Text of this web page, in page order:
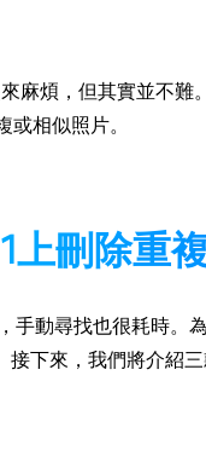
麻煩，但其實並不難
或相似照片。
上刪除重
手動尋找也很耗時。
下來，我們將介紹